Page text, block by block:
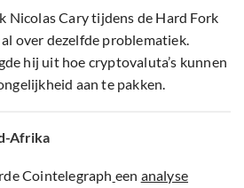
Nicolas Cary tijdens de Hard Fork
over dezelfde problematiek.
hij uit hoe cryptovaluta’s kunnen
aan te pakken.
Afrika
Cointelegraph een analyse